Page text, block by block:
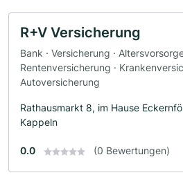
R+V Versicherung
Bank · Versicherung ·
Rentenversicherung ·
Autoversicherung
Rathausmarkt 8, im Hause
Kappeln
0.0 (0 Bewertungen)